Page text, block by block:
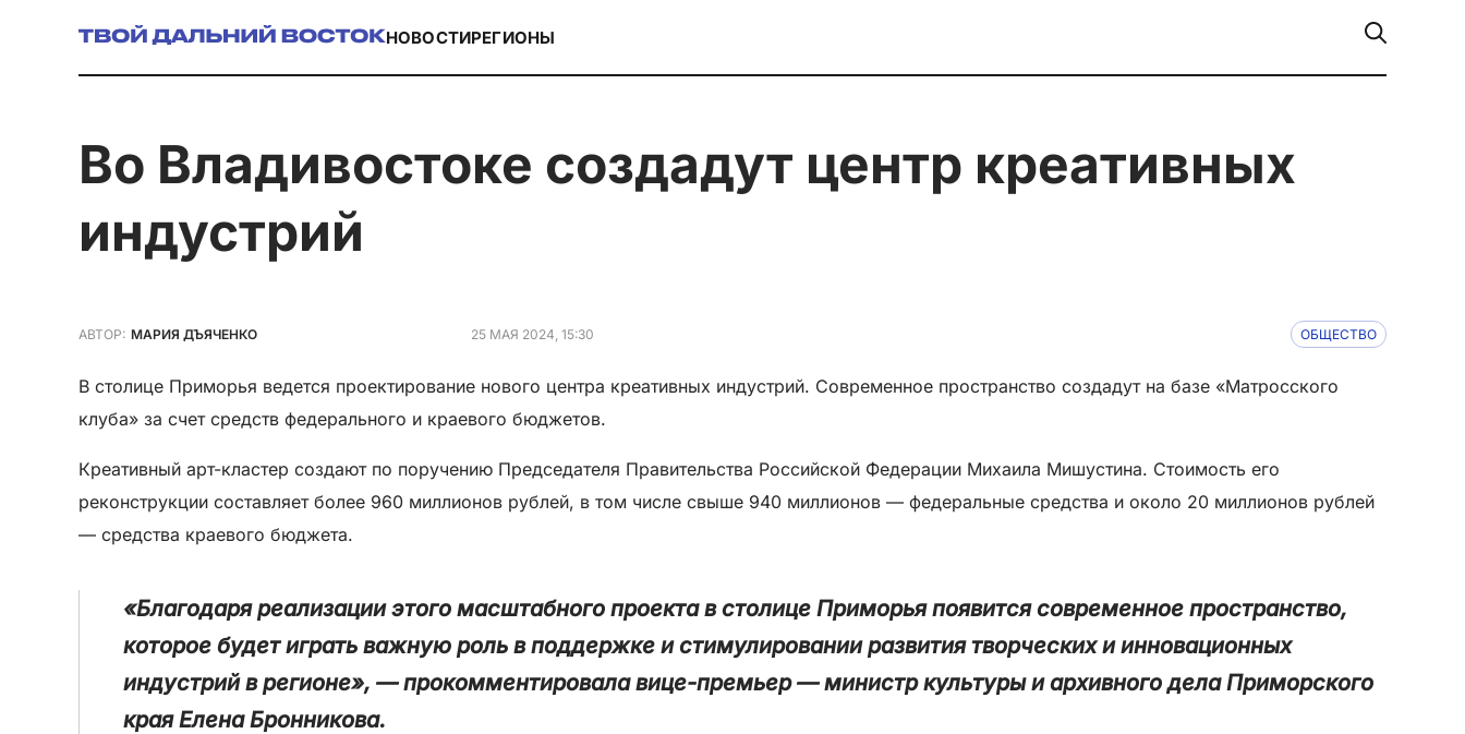
НОВОСТИРЕГИОНЫ
Во Владивостоке создадут центр креативных
индустрий
АВТОР: МАРИЯ ДЪЯЧЕНКО 25 МАЯ 2024, 15:30 ОБЩЕСТВО
В столице Приморья ведется проектирование нового центра креативных индустрий. Современное пространство создадут на базе «Матросского
клуба» за счет средств федерального и краевого бюджетов.
Креативный арт-кластер создают по поручению Председателя Правительства Российской Федерации Михаила Мишустина. Стоимость его
реконструкции составляет более 960 миллионов рублей, в том числе свыше 940 миллионов — федеральные средства и около 20 миллионов рублей
— средства краевого бюджета.
«Благодаря реализации этого масштабного проекта в столице Приморья появится современное пространство,
которое будет играть важную роль в поддержке и стимулировании развития творческих и инновационных
индустрий в регионе», — прокомментировала вице-премьер — министр культуры и архивного дела Приморского
края Елена Бронникова.